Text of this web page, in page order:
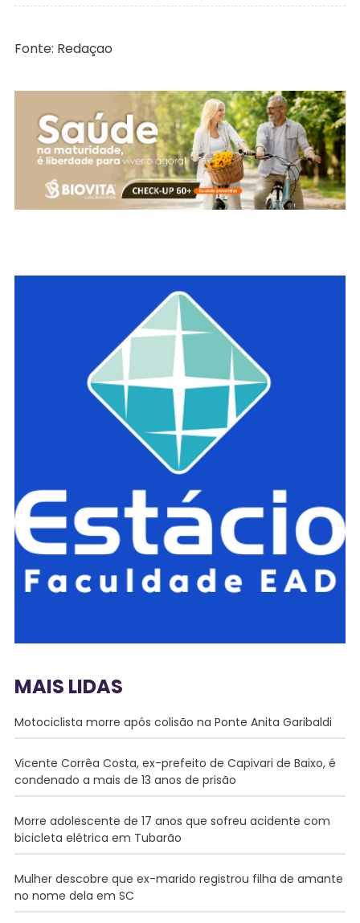
Fonte: Redaçao
MAIS LIDAS
Motociclista morre após colisão na Ponte Anita Garibaldi
Vicente Corrêa Costa, ex-prefeito de Capivari de Baixo, é
condenado a mais de 13 anos de prisão
Morre adolescente de 17 anos que sofreu acidente com
bicicleta elétrica em Tubarão
Mulher descobre que ex-marido registrou filha de amante
no nome dela em SC